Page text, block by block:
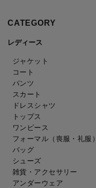
CATEGORY
レディース
ジャケット
コート
パンツ
スカート
ドレスシャツ
トップス
ワンピース
フォーマル（喪服・礼服）
バッグ
シューズ
雑貨・アクセサリー
アンダーウェア